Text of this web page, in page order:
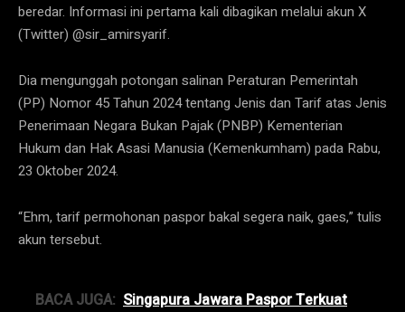
beredar. Informasi ini pertama kali dibagikan melalui akun X
(Twitter) @sir_amirsyarif.
Dia mengunggah potongan salinan Peraturan Pemerintah
(PP) Nomor 45 Tahun 2024 tentang Jenis dan Tarif atas Jenis
Penerimaan Negara Bukan Pajak (PNBP) Kementerian
Hukum dan Hak Asasi Manusia (Kemenkumham) pada Rabu,
23 Oktober 2024.
“Ehm, tarif permohonan paspor bakal segera naik, gaes,” tulis
akun tersebut.
BACA JUGA: Singapura Jawara Paspor Terkuat